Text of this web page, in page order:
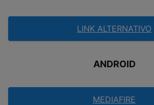
LINK ALTERNATIVO
ANDROID
MEDIAFIRE